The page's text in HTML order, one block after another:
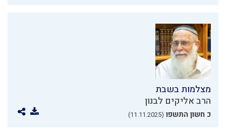
מצלמות בשבת
הרב אליקים לבנון
כ חשון התשפו (11.11.2025)